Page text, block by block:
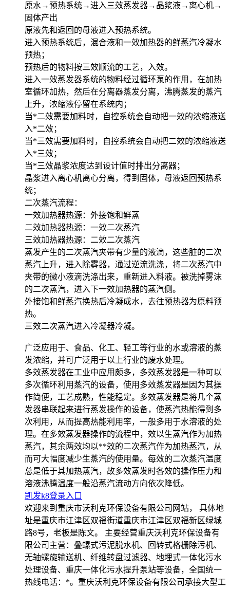
原水→预热系统→进入三效蒸发器→晶浆液→离心机→
固体产出
原液先和返回的母液进入预热系统。
进入预热系统后，混合液和一效加热器的鲜蒸汽冷凝水
预热；
预热后的物料按三效顺流的工艺，入效。
进入一效蒸发器系统的物料经过循环泵的作用，在加热
室循环加热，然后在分离器蒸发分离，沸腾蒸发的蒸汽
上升，浓缩液停留在系统内；
当*二效需要加料时，自控系统会自动把一效的浓缩液送
入*二效；
当*三效需要加料时，自控系统会自动把二效的浓缩液送
入*三效；
当*三效晶浆浓度达到设计值时排出分离器；
晶浆进入离心机离心分离，得到固体，母液返回预热系
统；
二次蒸汽流程：
一效加热器热源：外接饱和鲜蒸
二效加热器热源：一效二次蒸汽
三效加热器热源：二效二次蒸汽
蒸发产生的二次蒸汽夹带有少量的液滴，这些脏的二次
蒸汽上升，进入除雾器，通过逆流洗涤，将二次蒸汽中
夹带的微小液滴洗涤出来，重新进入料液。被洗掉雾沫
的二次蒸汽，进入下一效加热器的蒸汽侧。
外接饱和鲜蒸汽换热后冷凝成水，去往预热器为原料预
热。
三效二次蒸汽进入冷凝器冷凝。
广泛应用于、食品、化工、轻工等行业的水或溶液的蒸
发浓缩，并可广泛用于以上行业的废水处理。
多效蒸发器在工业中应用颇多，多效蒸发器是一种可以
多次循环利用蒸汽的设备，使用多效蒸发器是因为其操
作简便，工艺成熟，性能稳定。多效蒸发器是将几个蒸
发器串联起来进行蒸发操作的设备，使蒸汽热能得到多
次利用，从而提高热能利用率，一般多用于水溶液的处
理。在多效蒸发器操作的流程中，效以生蒸汽作为加热
蒸汽，其余两效均以**效的二次蒸汽作为加热蒸汽，从
而可大幅度减少生蒸汽的使用量。每效的二次蒸汽温度
总是低于其加热蒸汽，故多效蒸发时各效的操作压力和
溶液沸腾温度一般沿蒸汽流动方向依次降低。
凯发k8登录入口
欢迎来到重庆市沃利克环保设备有限公司网站， 具体地
址是重庆市江津区双福街道重庆市江津区双福新区绿城
路8号，老板是陈文。 主要经营重庆沃利克环保设备有
限公司主营：叠螺式污泥脱水机、回转式格栅除污机、
无轴螺旋输送机、纤维转盘过滤器、地埋式一体化污水
处理设备、重庆一体化污水提升泵站等设备，全国统一
热线电话：*。重庆沃利克环保设备有限公司承接大型工